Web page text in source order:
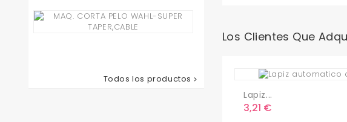
Corta
Pelo...
Todos los productos 
Los Clientes Que
Lapiz...
Precio
3,21 €